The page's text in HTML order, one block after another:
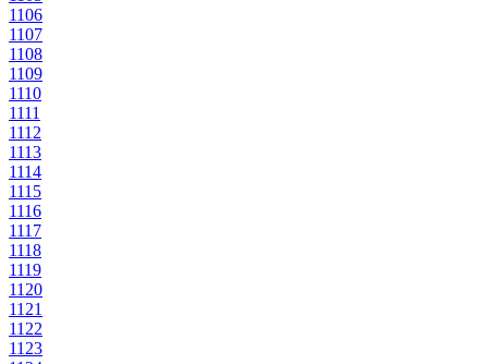
1106
1107
1108
1109
1110
1111
1112
1113
1114
1115
1116
1117
1118
1119
1120
1121
1122
1123